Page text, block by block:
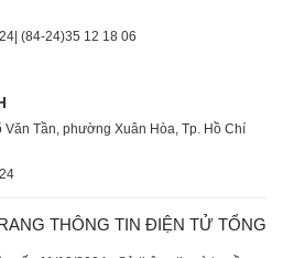
| (84-24)35 12 18 06
Văn Tần, phường Xuân Hòa, Tp. Hồ Chí
THÔNG TIN ĐIỆN TỬ TỔNG